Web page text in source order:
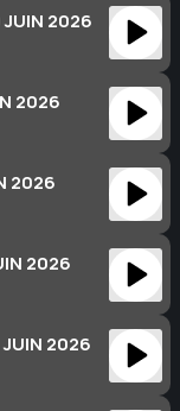
2026
2026
2026
2026
2026